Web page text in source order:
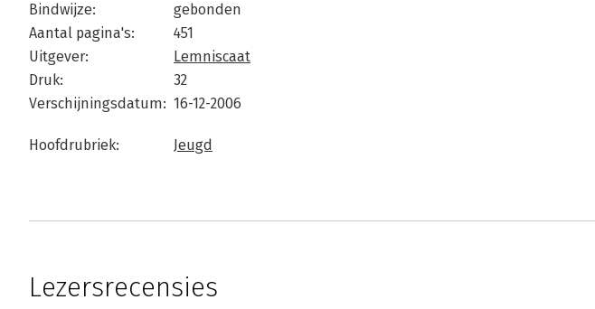
Bindwijze:
gebonden
Aantal pagina's:
451
Uitgever:
Lemniscaat
Druk:
32
Verschijningsdatum: 16-12-2006
Hoofdrubriek: Jeugd
Lezersrecensies